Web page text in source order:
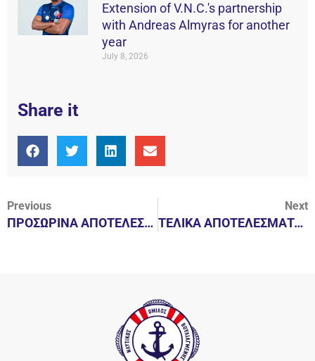
Extension of V.N.C.'s partnership
with Andreas Almyras for another
year
July 8, 2026
Share it
Previous
ΠΡΟΣΩΡΙΝΑ ΑΠΟΤΕΛΕΣΜΑΤΑ 1ης ΗΜΕΡΑΣ LASER¨ΚΥΠΕΛΛΟ ΑΠΟΛΛΩΝΑ ΖΩΣΤΗΡΑ”NOB MEDAL RACE 2015
Next
ΤΕΛΙΚΑ ΑΠΟΤΕΛΕΣΜΑΤΑ LASER “ΚΥΠΕΛΛΟ ΑΠΟΛΛΩΝΑ¨ ΝΟΒ MEDAL RACE 2015